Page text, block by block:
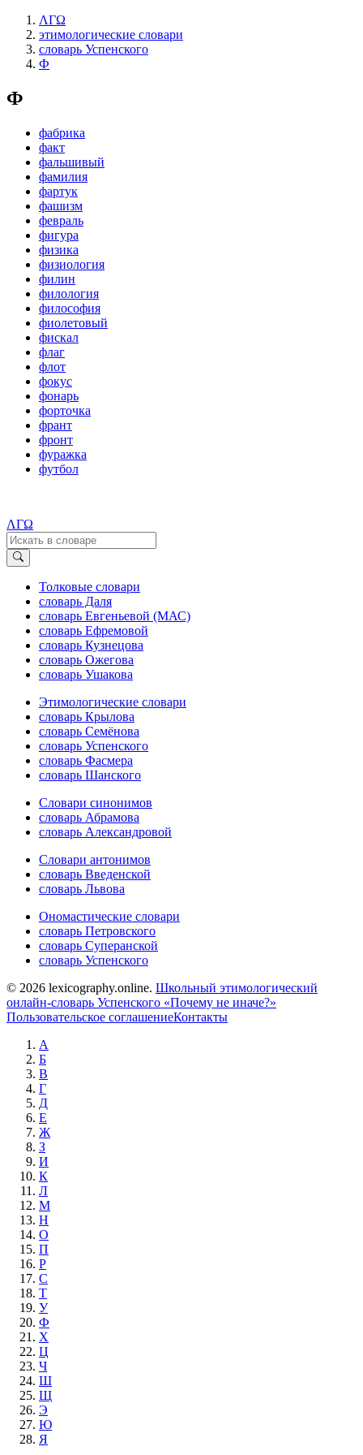
ΛΓΩ
этимологические словари
словарь Успенского
Ф
Ф
фабрика
факт
фальшивый
фамилия
фартук
фашизм
февраль
фигура
физика
физиология
филин
филология
философия
фиолетовый
фискал
флаг
флот
фокус
фонарь
форточка
франт
фронт
фуражка
футбол
ΛΓΩ
Толковые словари
словарь Даля
словарь Евгеньевой (МАС)
словарь Ефремовой
словарь Кузнецова
словарь Ожегова
словарь Ушакова
Этимологические словари
словарь Крылова
словарь Семёнова
словарь Успенского
словарь Фасмера
словарь Шанского
Словари синонимов
словарь Абрамова
словарь Александровой
Словари антонимов
словарь Введенской
словарь Львова
Ономастические словари
словарь Петровского
словарь Суперанской
словарь Успенского
© 2026 lexicography.online. Школьный этимологический
онлайн-словарь Успенского «Почему не иначе?»
Пользовательское соглашениеКонтакты
А
Б
В
Г
Д
Е
Ж
З
И
К
Л
М
Н
О
П
Р
С
Т
У
Ф
Х
Ц
Ч
Ш
Щ
Э
Ю
Я